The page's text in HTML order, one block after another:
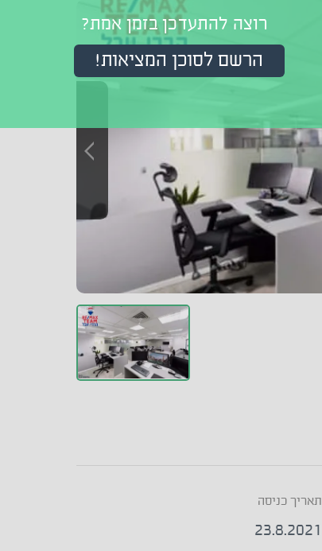
רוצה להתעדכן בזמן אמת?
הרשם לסוכן המציאות!
תאריך כניסה
23.8.2021